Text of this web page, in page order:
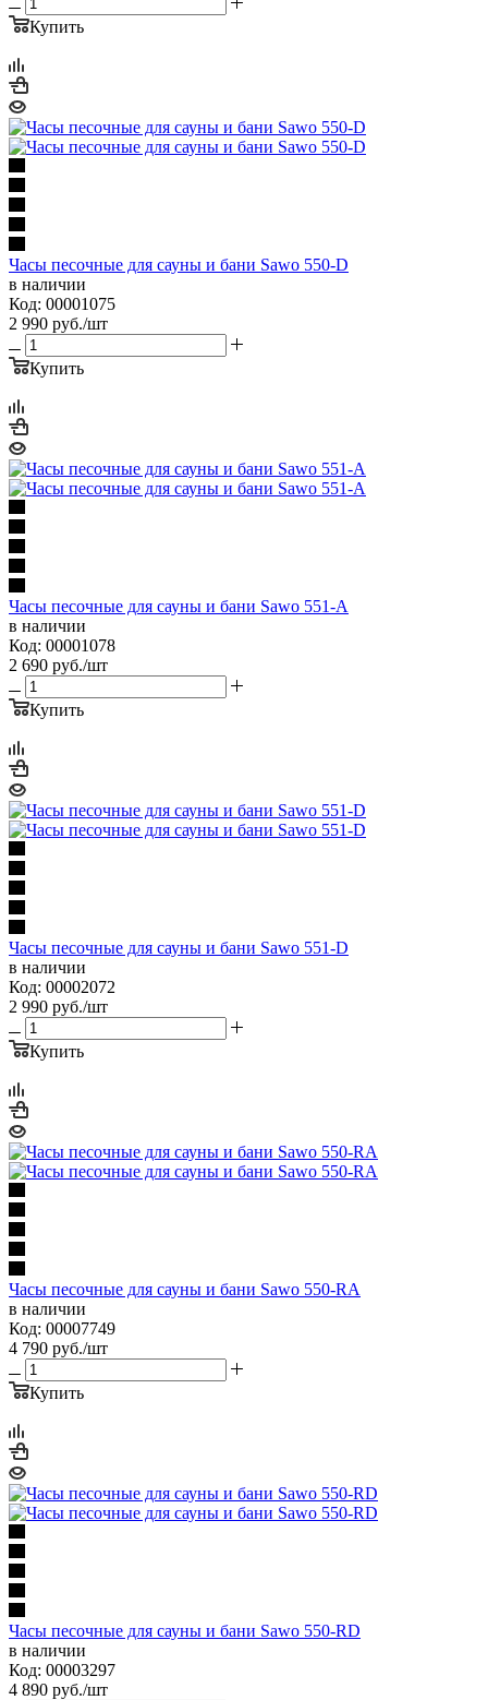
Купить
Часы песочные для сауны и бани Sawo 550-D
в наличии
Код: 00001075
2 990 руб./шт
Купить
Часы песочные для сауны и бани Sawo 551-A
в наличии
Код: 00001078
2 690 руб./шт
Купить
Часы песочные для сауны и бани Sawo 551-D
в наличии
Код: 00002072
2 990 руб./шт
Купить
Часы песочные для сауны и бани Sawo 550-RA
в наличии
Код: 00007749
4 790 руб./шт
Купить
Часы песочные для сауны и бани Sawo 550-RD
в наличии
Код: 00003297
4 890 руб./шт